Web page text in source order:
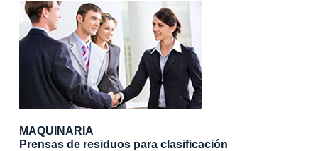
MAQUINARIA
Prensas de residuos para clasificación